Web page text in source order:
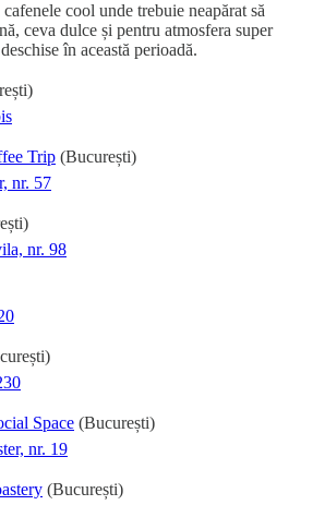
cool unde trebuie neapărat să
ceva dulce și pentru atmosfera super
în această perioadă.
Trip (București)
nr. 57
nr. 98
Space (București)
nr. 19
(București)